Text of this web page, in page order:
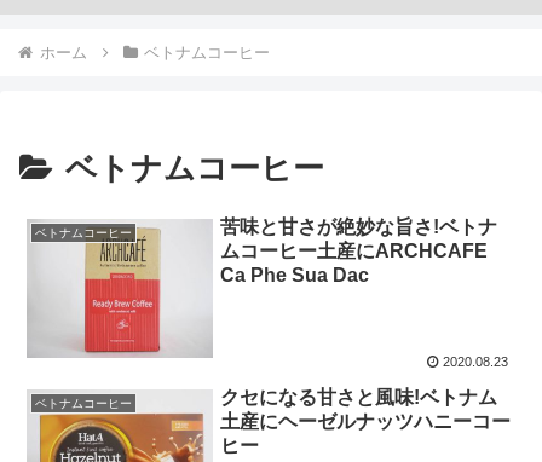
ホーム ベトナムコーヒー
ベトナムコーヒー
ベトナムコーヒー
苦味と甘さが絶妙な旨さ!ベトナ
ムコーヒー土産にARCHCAFE
Ca Phe Sua Dac
2020.08.23
ベトナムコーヒー
クセになる甘さと風味!ベトナム
土産にヘーゼルナッツハニーコー
ヒー